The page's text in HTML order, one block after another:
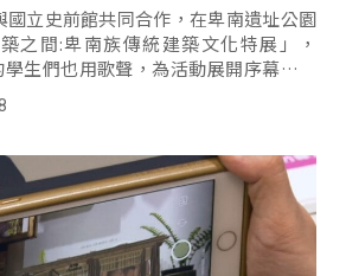
國立史前館共同合作，在卑南遺址公園
之間:卑南族傳統建築文化特展」，
生們也用歌聲，為活動展開序幕，現
屋與少年會所模型，以及各類傳統建
，呈現祖先傳承的文化內涵與工藝技